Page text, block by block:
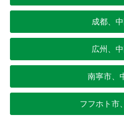
成都、
広州、
南寧市、
フフホト市